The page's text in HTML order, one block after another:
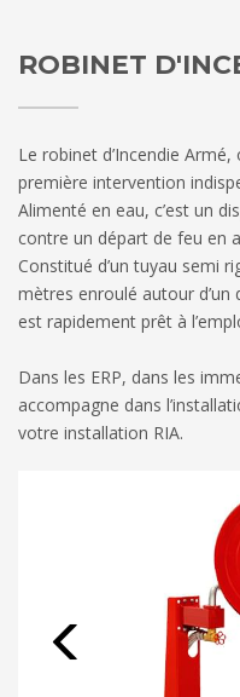
ROBINET
Le robinet d’Incendie
première intervention
Alimenté en eau, c’est un
contre un départ de feu en
Constitué d’un tuyau semi
mètres enroulé autour d’un
est rapidement prêt à
Dans les ERP, dans les
accompagne dans
votre installation RIA.